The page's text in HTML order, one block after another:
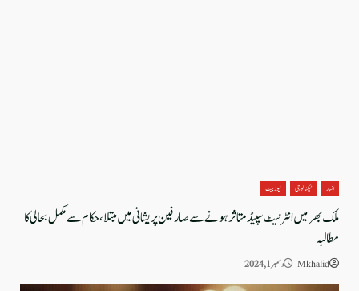
اخبار ٹیکنالوجی نیوز بیٹ
ملک بھر میں انٹرنیٹ سپیڈ متاثر ہونے سے صارفین پریشانی میں مبتلا ، حکام سے مکمل بحالی کا
مطالبہ
Mkhalid دسمبر 1, 2024